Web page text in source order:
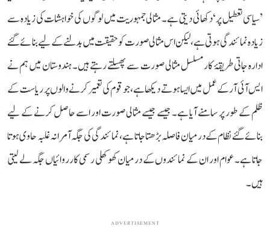
’سیاسی تعطیل پر‘ دکھائی دیتی ہے۔ مثالی جمہوریت میں لوگوں کی خواہشات کی زیادہ سے
زیادہ نمائندگی ہوتی ہے، لیکن اس مثالی صورت کو حقیقت میں بدلنے کے لیے بنائے گئے
ادارہ جاتی طریقۂ کار مسلسل مثالی صورت سے پھسلتے رہتے ہیں۔ ہندوستان میں ہم نے
ایس آئی آر کے عمل میں ایسا ہوتے دیکھا ہے، جو قوم کی تعمیر کرنے والوں پر ریاست کے
ظلم کے طور پر سامنے آیا ہے۔ جیسے جیسے مثالی صورت اور اسے حاصل کرنے کے لیے
بنائے گئے نظام کے درمیان فاصلہ بڑھتا جاتا ہے، نمائندگی کی جگہ آمرانہ غلبہ حاوی ہوتا
جاتا ہے۔ عوام اور ان کے نمائندوں کے درمیان کھوکھلی رسمی کارروائیاں جگہ لے لیتی
ہیں۔
ADVERTISEMENT